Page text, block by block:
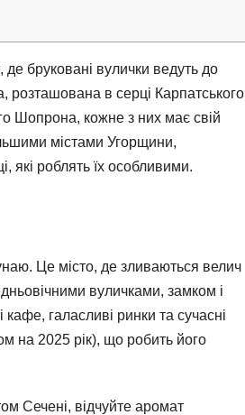
де бруковані вулички ведуть до
розташована в серці Карпатського
Шопрона, кожне з них має свій
містами Угорщини,
які роблять їх особливими.
Це місто, де зливаються велич
вуличками, замком і
галасливі ринки та сучасні
на 2025 рік), що робить його
Сечені, відчуйте аромат